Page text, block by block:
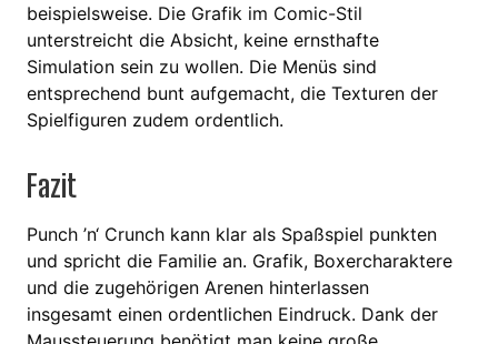
beispielsweise. Die Grafik im Comic-Stil
unterstreicht die Absicht, keine ernsthafte
Simulation sein zu wollen. Die Menüs sind
entsprechend bunt aufgemacht, die Texturen der
Spielfiguren zudem ordentlich.
Fazit
Punch ’n‘ Crunch kann klar als Spaßspiel punkten
und spricht die Familie an. Grafik, Boxercharaktere
und die zugehörigen Arenen hinterlassen
insgesamt einen ordentlichen Eindruck. Dank der